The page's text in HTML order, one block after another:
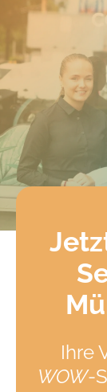
Ihre
WOW-